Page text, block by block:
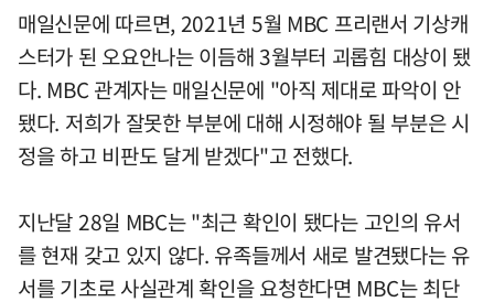
매일신문에 따르면, 2021년 5월 MBC 프리랜서 기상캐
스터가 된 오요안나는 이듬해 3월부터 괴롭힘 대상이 됐
다. MBC 관계자는 매일신문에 "아직 제대로 파악이 안
됐다. 저희가 잘못한 부분에 대해 시정해야 될 부분은 시
정을 하고 비판도 달게 받겠다"고 전했다.
지난달 28일 MBC는 "최근 확인이 됐다는 고인의 유서
를 현재 갖고 있지 않다. 유족들께서 새로 발견됐다는 유
서를 기초로 사실관계 확인을 요청한다면 MBC는 최단